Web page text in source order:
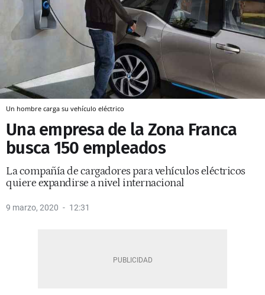
Un hombre carga su vehículo eléctrico
Una empresa de la Zona Franca
busca 150 empleados
La compañía de cargadores para vehículos eléctricos
quiere expandirse a nivel internacional
9 marzo, 2020 12:31